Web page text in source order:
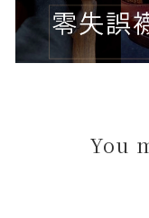
You